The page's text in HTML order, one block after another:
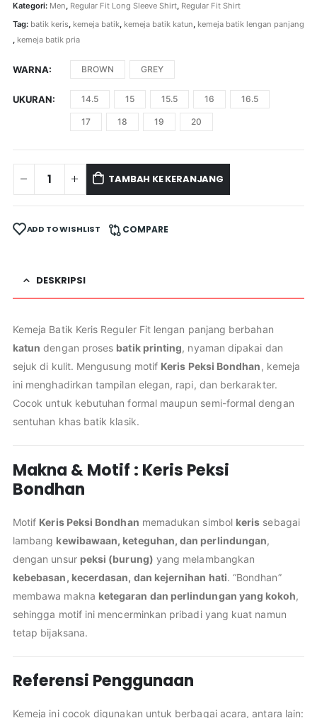
Kategori: Men, Regular Fit Long Sleeve Shirt, Regular Fit Shirt
Tag: batik keris, kemeja batik, kemeja batik katun kemeja batik lengan panjang
kemeja batik pria
WARNA BROWN GREY
UKURAN 14.5 15 15.5 16 16.5
17 18 19 20
TAMBAH KE KERANJANG
ADD TO WISHLIST COMPARE
DESKRIPSI
Kemeja Batik Keris Reguler Fit lengan panjang berbahan
katun dengan proses batik printing, nyaman dipakai dan
sejuk di kulit. Mengusung motif Keris Peksi Bondhan, kemeja
ini menghadirkan tampilan elegan, rapi, dan berkarakter.
Cocok untuk kebutuhan formal maupun semi-formal dengan
sentuhan khas batik klasik.
Makna & Motif : Keris Peksi
Bondhan
Motif Keris Peksi Bondhan memadukan simbol keris sebagai
lambang kewibawaan, keteguhan, dan perlindungan,
dengan unsur peksi (burung) yang melambangkan
kebebasan, kecerdasan, dan kejernihan hati. “Bondhan”
membawa makna ketegaran dan perlindungan yang kokoh,
sehingga motif ini mencerminkan pribadi yang kuat namun
tetap bijaksana.
Referensi Penggunaan
Kemeja ini cocok digunakan untuk berbagai acara, antara lain: